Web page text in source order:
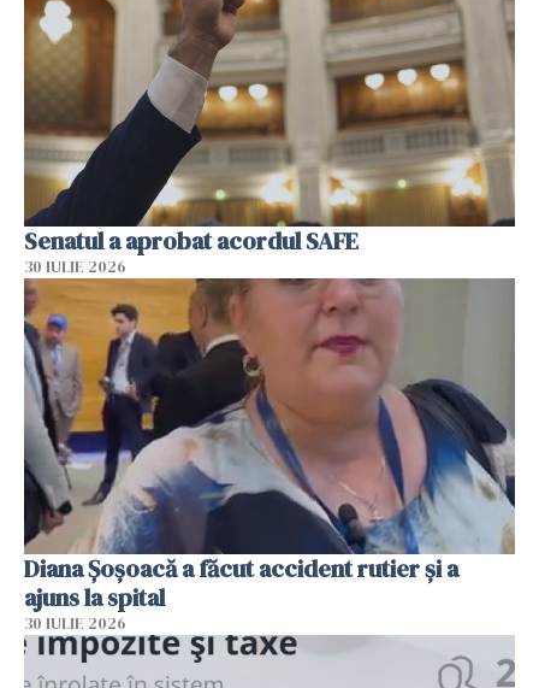
Senatul a aprobat acordul SAFE
30 IULIE 2026
Diana Șoșoacă a făcut accident rutier și a
ajuns la spital
30 IULIE 2026